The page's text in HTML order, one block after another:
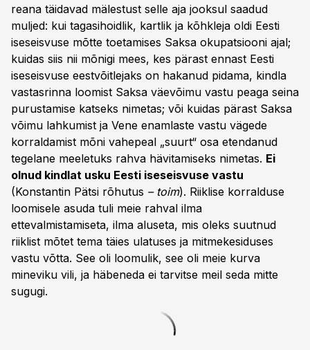
reana täidavad mälestust selle aja jooksul saadud
muljed: kui tagasihoidlik, kartlik ja kõhkleja oldi Eesti
iseseisvuse mõtte toetamises Saksa okupatsiooni ajal;
kuidas siis nii mõnigi mees, kes pärast ennast Eesti
iseseisvuse eestvõitlejaks on hakanud pidama, kindla
vastasrinna loomist Saksa väevõimu vastu peaga seina
purustamise katseks nimetas; või kuidas pärast Saksa
võimu lahkumist ja Vene enamlaste vastu vägede
korraldamist mõni vahepeal „suurt“ osa etendanud
tegelane meeletuks rahva hävitamiseks nimetas. Ei
olnud kindlat usku Eesti iseseisvuse vastu
(Konstantin Pätsi rõhutus – toim). Riiklise korralduse
loomisele asuda tuli meie rahval ilma
ettevalmistamiseta, ilma aluseta, mis oleks suutnud
riiklist mõtet tema täies ulatuses ja mitmekesiduses
vastu võtta. See oli loomulik, see oli meie kurva
mineviku vili, ja häbeneda ei tarvitse meil seda mitte
sugugi.